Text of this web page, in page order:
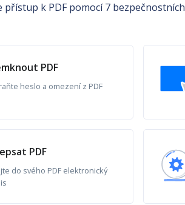
k PDF pomocí 7
PDF
heslo a omezení z PDF
PDF
do svého PDF elektronický